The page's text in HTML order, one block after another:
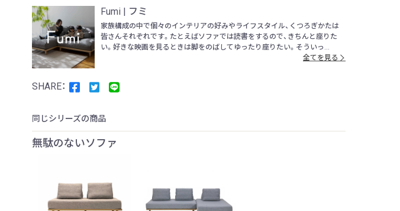
Fumi | フミ
家族構成の中で個々のインテリアの好みやライフスタイル、くつろぎかたは
皆さんそれぞれです。たとえばソファでは読書をするので、きちんと座りた
い。好きな映画を見るときは脚をのばしてゆったり座りたい。そういっ...
全てを見る
同じシリーズの商品
無駄のないソファ